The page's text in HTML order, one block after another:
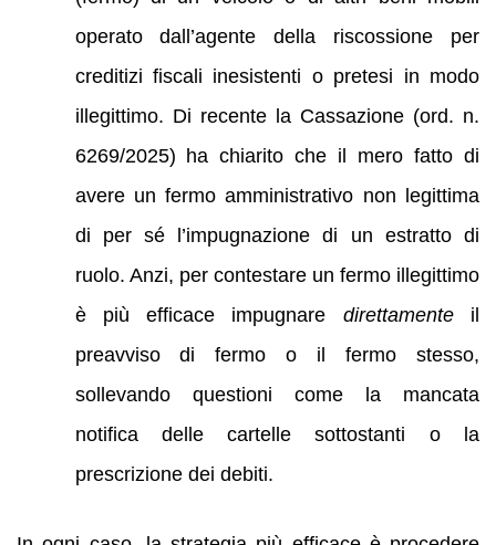
operato dall’agente della riscossione per
creditizi fiscali inesistenti o pretesi in modo
illegittimo. Di recente la Cassazione (ord. n.
6269/2025) ha chiarito che il mero fatto di
avere un fermo amministrativo non legittima
di per sé l’impugnazione di un estratto di
ruolo. Anzi, per contestare un fermo illegittimo
è più efficace impugnare direttamenteil
preavviso di fermo o il fermo stesso,
sollevando questioni come la mancata
notifica delle cartelle sottostanti o la
prescrizione dei debiti.